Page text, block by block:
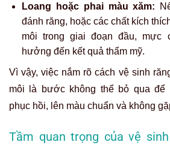
Loang hoặc phai màu xăm:
đánh răng, hoặc các chất kích
môi trong giai đoạn đầu, mực
hưởng đến kết quả thẩm mỹ.
Vì vậy, việc nắm rõ cách vệ sinh
môi là bước không thể bỏ qua để
phục hồi, lên màu chuẩn và không
Tầm quan trọng của vệ